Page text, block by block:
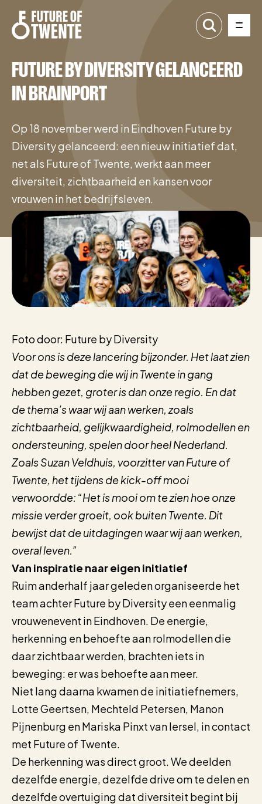
FUTURE BY DIVERSITY GELANCEERD
IN BRAINPORT
Op 18 november werd in Eindhoven Future by
Diversity gelanceerd: een nieuw initiatief dat,
net als Future of Twente, werkt aan meer
diversiteit, zichtbaarheid en kansen voor
vrouwen in het bedrijfsleven.
Foto door: Future by Diversity
Voor ons is deze lancering bijzonder. Het laat zien
dat de beweging die wij in Twente in gang
hebben gezet, groter is dan onze regio. En dat
de thema’s waar wij aan werken, zoals
zichtbaarheid, gelijkwaardigheid, rolmodellen en
ondersteuning, spelen door heel Nederland.
Zoals Suzan Veldhuis, voorzitter van Future of
Twente, het tijdens de kick-off mooi
verwoordde: “Het is mooi om te zien hoe onze
missie verder groeit, ook buiten Twente. Dit
bewijst dat de uitdagingen waar wij aan werken,
overal leven.”
Van inspiratie naar eigen initiatief
Ruim anderhalf jaar geleden organiseerde het
team achter Future by Diversity een eenmalig
vrouwenevent in Eindhoven. De energie,
herkenning en behoefte aan rolmodellen die
daar zichtbaar werden, brachten iets in
beweging: er was behoefte aan meer.
Niet lang daarna kwamen de initiatiefnemers,
Lotte Geertsen, Mechteld Petersen, Manon
Pijnenburg en Mariska Pinxt van Iersel, in contact
met Future of Twente.
De herkenning was direct groot. We deelden
dezelfde energie, dezelfde drive om te delen en
dezelfde overtuiging dat diversiteit begint bij